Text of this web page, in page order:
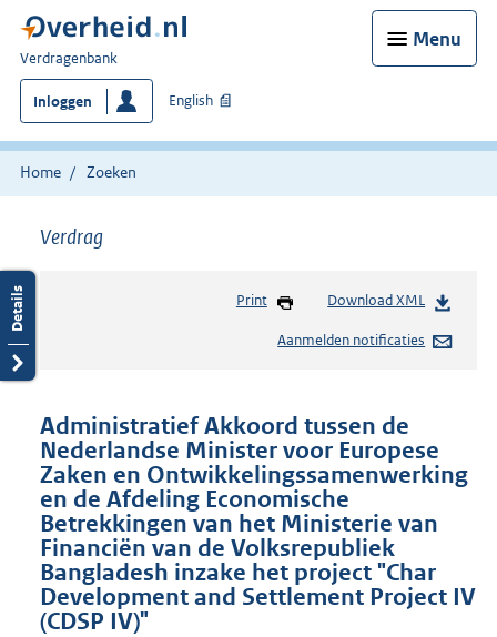
Menu
U
bent
hier:
Verdragenbank
Inloggen English
Home Zoeken
Verdrag
Print Download XML
Aanmelden notificaties
Administratief Akkoord tussen de
Nederlandse Minister voor Europese
Zaken en Ontwikkelingssamenwerking
en de Afdeling Economische
Betrekkingen van het Ministerie van
Financiën van de Volksrepubliek
Bangladesh inzake het project "Char
Development and Settlement Project IV
(CDSP IV)"